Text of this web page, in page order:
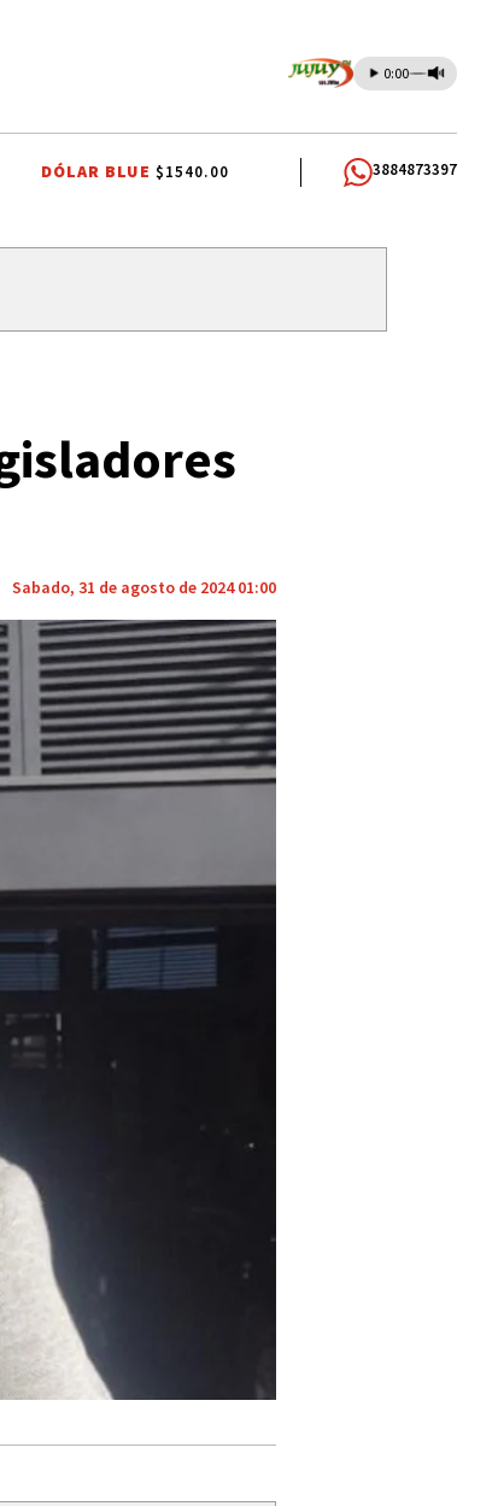
0:00
INTERNA JUSTICIALISTA INTERNA JUSTICIALISTA
DÓLAR BLUE $1540.00 3884873397
Sabado, 31 de agosto de 2024 01:00